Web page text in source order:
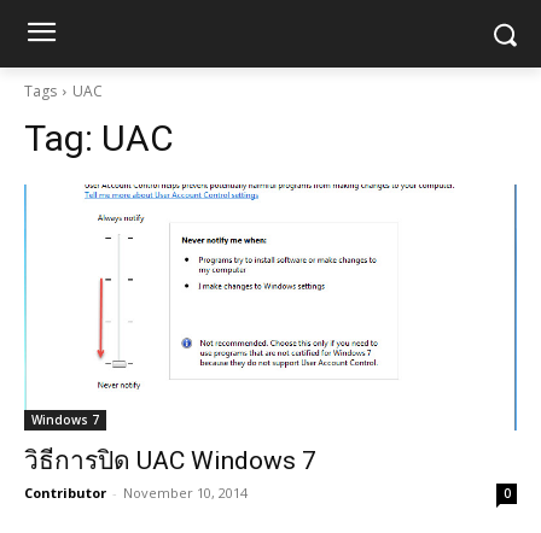
Tags UAC
Tag: UAC
Windows 7
วิธีการปิด UAC Windows 7
Contributor - November 10, 2014 0